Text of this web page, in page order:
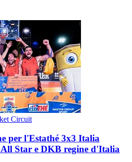
Circuit
per l'Estathé 3x3 Italia
Star e DKB regine d'Italia